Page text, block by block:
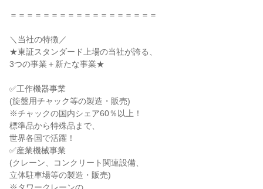
＝＝＝＝＝＝＝＝＝＝＝＝＝＝＝＝＝＝
＼当社の特徴／
★東証スタンダード上場の当社が誇る、
3つの事業＋新たな事業★
✅工作機器事業
(旋盤用チャック等の製造・販売)
※チャックの国内シェア60％以上！
標準品から特殊品まで、
世界各国で活躍！
✅産業機械事業
(クレーン、コンクリート関連設備、
立体駐車場等の製造・販売)